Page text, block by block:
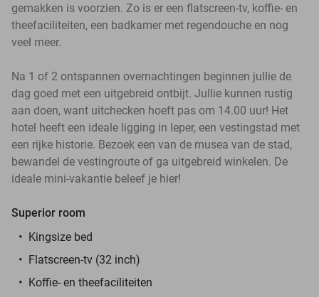
gemakken is voorzien. Zo is er een flatscreen-tv, koffie- en
theefaciliteiten, een badkamer met regendouche en nog
veel meer.
Na 1 of 2 ontspannen overnachtingen beginnen jullie de
dag goed met een uitgebreid ontbijt. Jullie kunnen rustig
aan doen, want uitchecken hoeft pas om 14.00 uur! Het
hotel heeft een ideale ligging in Ieper, een vestingstad met
een rijke historie. Bezoek een van de musea van de stad,
bewandel de vestingroute of ga uitgebreid winkelen. De
ideale mini-vakantie beleef je hier!
Superior room
Kingsize bed
Flatscreen-tv (32 inch)
Koffie- en theefaciliteiten